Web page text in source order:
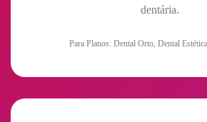
dentária.
Para Planos: Dental Orto, Dental